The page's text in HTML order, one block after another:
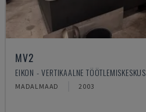
MV2
EIKON - VERTIKAALNE TÖÖTLEMISKESKUS
MADALMAAD 2003